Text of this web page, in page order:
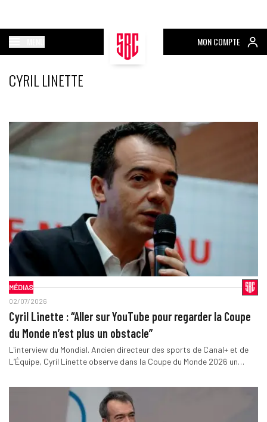
MON COMPTE
CYRIL LINETTE
MÉDIAS
02/07/2026
Cyril Linette : “Aller sur YouTube pour regarder la Coupe
du Monde n’est plus un obstacle”
L'interview du Mondial. Ancien directeur des sports de Canal+ et de
L’Équipe, Cyril Linette observe dans la Coupe du Monde 2026 un…